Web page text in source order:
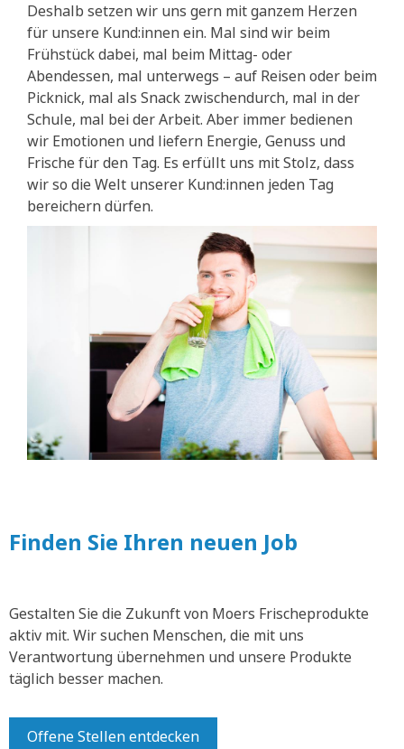
Deshalb setzen wir uns gern mit ganzem Herzen
für unsere Kund:innen ein. Mal sind wir beim
Frühstück dabei, mal beim Mittag- oder
Abendessen, mal unterwegs – auf Reisen oder beim
Picknick, mal als Snack zwischendurch, mal in der
Schule, mal bei der Arbeit. Aber immer bedienen
wir Emotionen und liefern Energie, Genuss und
Frische für den Tag. Es erfüllt uns mit Stolz, dass
wir so die Welt unserer Kund:innen jeden Tag
bereichern dürfen.
Finden Sie Ihren neuen Job
Gestalten Sie die Zukunft von Moers Frischeprodukte
aktiv mit. Wir suchen Menschen, die mit uns
Verantwortung übernehmen und unsere Produkte
täglich besser machen.
Offene Stellen entdecken